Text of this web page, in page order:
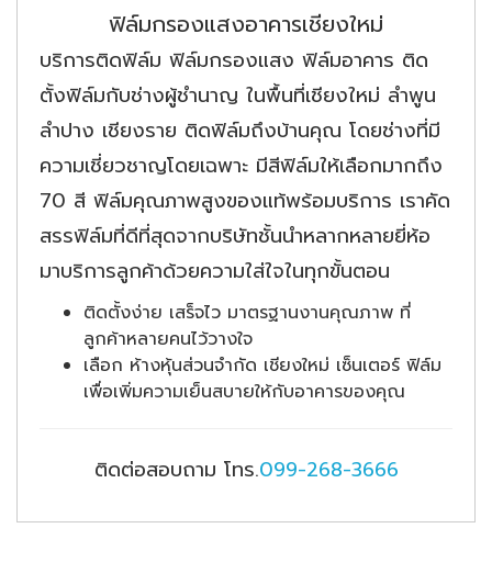
ฟิล์มกรองแสงอาคารเชียงใหม่
บริการติดฟิล์ม ฟิล์มกรองแสง ฟิล์มอาคาร ติด
ตั้งฟิล์มกับช่างผู้ชำนาญ ในพื้นที่เชียงใหม่ ลำพูน
ลำปาง เชียงราย ติดฟิล์มถึงบ้านคุณ โดยช่างที่มี
ความเชี่ยวชาญโดยเฉพาะ มีสีฟิล์มให้เลือกมากถึง
70 สี ฟิล์มคุณภาพสูงของแท้พร้อมบริการ เราคัด
สรรฟิล์มที่ดีที่สุดจากบริษัทชั้นนำหลากหลายยี่ห้อ
มาบริการลูกค้าด้วยความใส่ใจในทุกขั้นตอน
ติดตั้งง่าย เสร็จไว มาตรฐานงานคุณภาพ ที่
ลูกค้าหลายคนไว้วางใจ
เลือก ห้างหุ้นส่วนจำกัด เชียงใหม่ เซ็นเตอร์ ฟิล์ม
เพื่อเพิ่มความเย็นสบายให้กับอาคารของคุณ
ติดต่อสอบถาม โทร.099-268-3666